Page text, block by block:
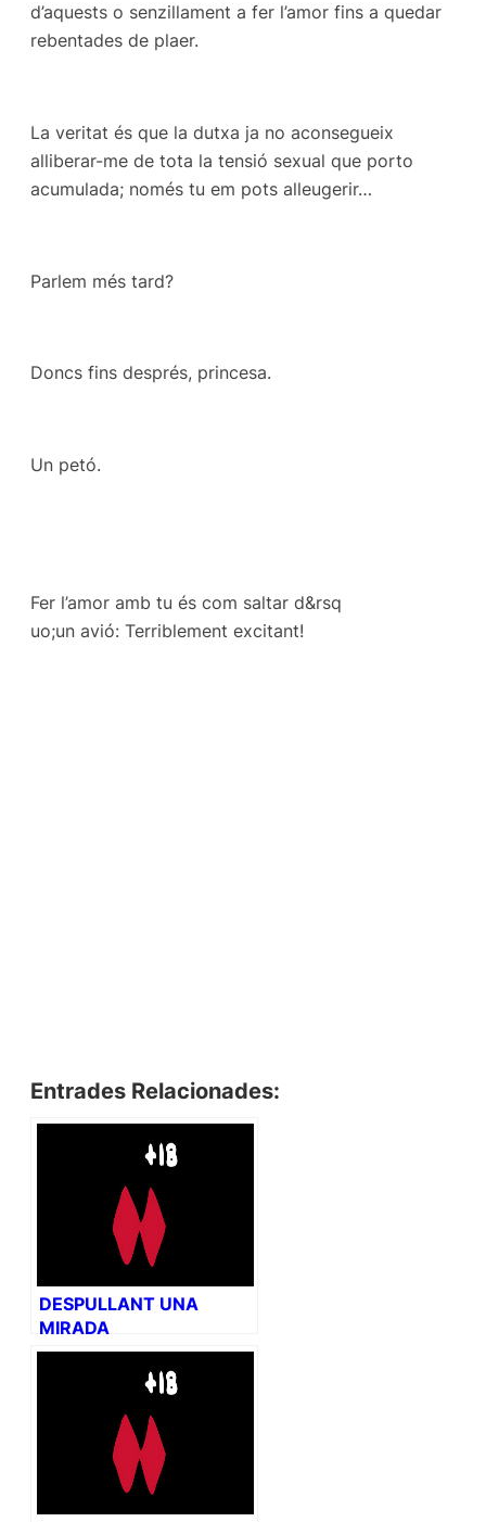
d’aquests o senzillament a fer l’amor fins a quedar
rebentades de plaer.
La veritat és que la dutxa ja no aconsegueix
alliberar-me de tota la tensió sexual que porto
acumulada; només tu em pots alleugerir…
Parlem més tard?
Doncs fins després, princesa.
Un petó.
Fer l’amor amb tu és com saltar d&rsq
uo;un avió: Terriblement excitant!
Entrades Relacionades:
DESPULLANT UNA
MIRADA